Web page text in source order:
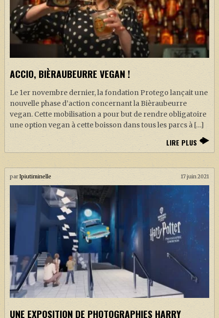
ACCIO, BIÈRAUBEURRE VEGAN !
Le 1er novembre dernier, la fondation Protego lançait une
nouvelle phase d’action concernant la Bièraubeurre
vegan. Cette mobilisation a pour but de rendre obligatoire
une option vegan à cette boisson dans tous les parcs à […]
LIRE PLUS
parIpiutiminelle 17 juin 2021
UNE EXPOSITION DE PHOTOGRAPHIES HARRY